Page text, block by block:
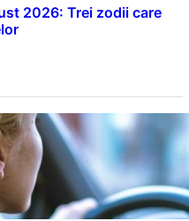
2026: Trei zodii care